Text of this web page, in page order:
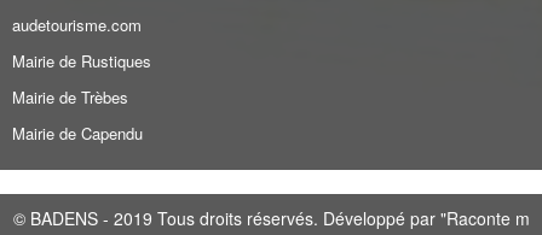
audetourisme.com
Mairie de Rustiques
Mairie de Trèbes
Mairie de Capendu
© BADENS- 2019 Tous droits réservés. Développé par "Raconte m